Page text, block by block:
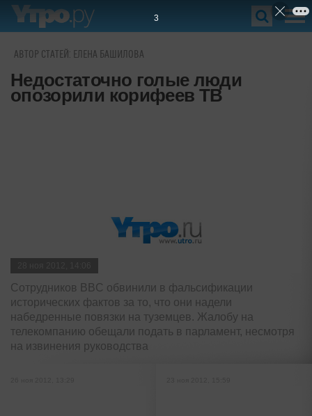
АВТОР СТАТЕЙ: ЕЛЕНА БАШИЛОВА
Недостаточно голые люди
опозорили корифеев ТВ
Сотрудников BBC обвинили в фальсификации
исторических фактов за то, что они надели
набедренные повязки на туземцев. Жалобу на
телекомпанию обещали подать в парламент, несмотря
на извинения руководства
2